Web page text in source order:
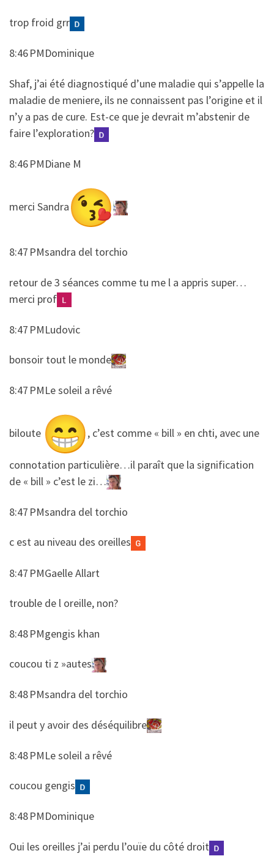
​​trop froid grr
8:46 PMDominique
​​Shaf, j’ai été diagnostiqué d’une maladie qui s’appelle la
maladie de meniere, ils ne connaissent pas l’origine et il
n’y a pas de cure. Est-ce que je devrait m’abstenir de
faire l’exploration?
8:46 PMDiane M
​​merci Sandra
8:47 PMsandra del torchio
​​retour de 3 séances comme tu me l a appris super…
merci prof
8:47 PMLudovic
​​bonsoir tout le monde
8:47 PMLe soleil a rêvé
​​biloute , c’est comme « bill » en chti, avec une
connotation particulière…il paraît que la signification
de « bill » c’est le zi…
8:47 PMsandra del torchio
​​c est au niveau des oreilles
8:47 PMGaelle Allart
​​trouble de l oreille, non?
8:48 PMgengis khan
​​coucou ti z »autes
8:48 PMsandra del torchio
​​il peut y avoir des déséquilibre
8:48 PMLe soleil a rêvé
​​coucou gengis
8:48 PMDominique
​​Oui les oreilles j’ai perdu l’ouïe du côté droit